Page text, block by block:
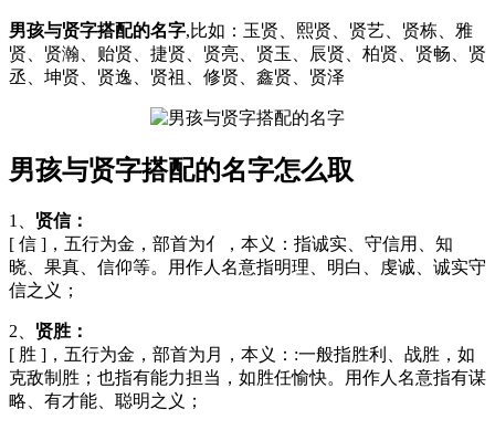
男孩与贤字搭配的名字,比如：玉贤、熙贤、贤艺、贤栋、雅
贤、贤瀚、贻贤、捷贤、贤亮、贤玉、辰贤、柏贤、贤畅、贤
丞、坤贤、贤逸、贤祖、修贤、鑫贤、贤泽
男孩与贤字搭配的名字怎么取
1、 贤信：
[ 信 ]，五行为金，部首为亻，本义：指诚实、守信用、知
晓、果真、信仰等。用作人名意指明理、明白、虔诚、诚实守
信之义；
2、 贤胜：
[ 胜 ]，五行为金，部首为月，本义：:一般指胜利、战胜，如
克敌制胜；也指有能力担当，如胜任愉快。用作人名意指有谋
略、有才能、聪明之义；